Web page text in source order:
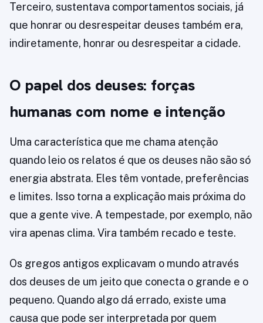
Terceiro, sustentava comportamentos sociais, já
que honrar ou desrespeitar deuses também era,
indiretamente, honrar ou desrespeitar a cidade.
O papel dos deuses: forças
humanas com nome e intenção
Uma característica que me chama atenção
quando leio os relatos é que os deuses não são só
energia abstrata. Eles têm vontade, preferências
e limites. Isso torna a explicação mais próxima do
que a gente vive. A tempestade, por exemplo, não
vira apenas clima. Vira também recado e teste.
Os gregos antigos explicavam o mundo através
dos deuses de um jeito que conecta o grande e o
pequeno. Quando algo dá errado, existe uma
causa que pode ser interpretada por quem